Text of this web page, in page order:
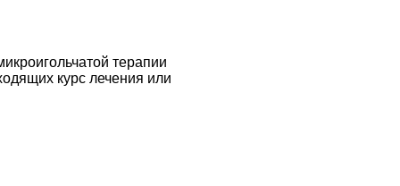
терапии
курс лечения или